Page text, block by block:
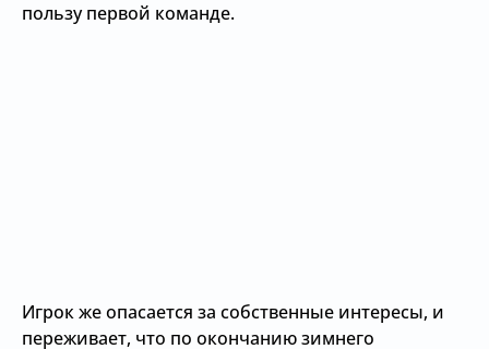
пользу первой команде.
Игрок же опасается за собственные интересы, и
переживает, что по окончанию зимнего